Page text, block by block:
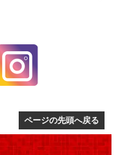
ページの先頭へ戻る